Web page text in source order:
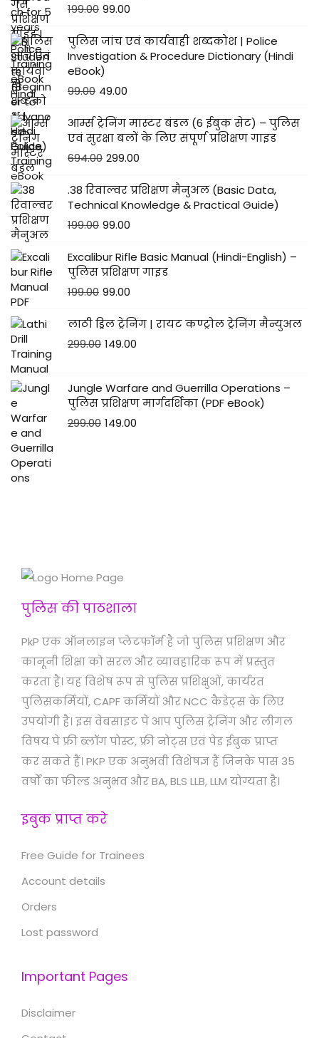
199.00 99.00
पुलिस जांच एवं कार्यवाही शब्दकोश | Police
Investigation & Procedure Dictionary (Hindi
eBook)
99.00 49.00
आर्म्स ट्रेनिंग मास्टर बंडल (6 ईबुक सेट) – पुलिस
एवं सुरक्षा बलों के लिए संपूर्ण प्रशिक्षण गाइड
694.00 299.00
.38 रिवाल्वर प्रशिक्षण मैनुअल (Basic Data,
Technical Knowledge & Practical Guide)
199.00 99.00
Excalibur Rifle Basic Manual (Hindi-English) –
पुलिस प्रशिक्षण गाइड
199.00 99.00
लाठी ड्रिल ट्रेनिंग | रायट कण्ट्रोल ट्रेनिंग मैन्युअल
299.00 149.00
Jungle Warfare and Guerrilla Operations –
पुलिस प्रशिक्षण मार्गदर्शिका (PDF eBook)
299.00 149.00
पुलिस की पाठशाला
PkP एक ऑनलाइन प्लेटफॉर्म है जो पुलिस प्रशिक्षण और
कानूनी शिक्षा को सरल और व्यावहारिक रूप में प्रस्तुत
करता है। यह विशेष रूप से पुलिस प्रशिक्षुओं, कार्यरत
पुलिसकर्मियों, CAPF कर्मियों और NCC कैडेट्स के लिए
उपयोगी है। इस वेबसाइट पे आप पुलिस ट्रेनिंग और लीगल
विषय पे फ्री ब्लॉग पोस्ट, फ्री नोट्स एवं पेड ईबुक प्राप्त
कर सकते हैं। PKP एक अनुभवी विशेषज्ञ हैं जिनके पास 35
वर्षों का फील्ड अनुभव और BA, BLS LLB, LLM योग्यता है।
इबुक प्राप्त करे
Free Guide for Trainees
Account details
Orders
Lost password
Important Pages
Disclaimer